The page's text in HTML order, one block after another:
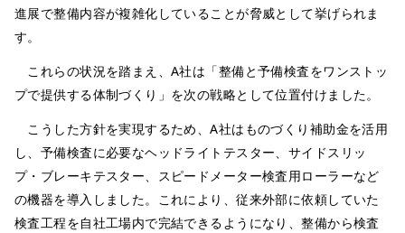
進展で整備内容が複雑化していることが脅威として挙げられま
す。
これらの状況を踏まえ、A社は「整備と予備検査をワンストッ
プで提供する体制づくり」を次の戦略として位置付けました。
こうした方針を実現するため、A社はものづくり補助金を活用
し、予備検査に必要なヘッドライトテスター、サイドスリッ
プ・ブレーキテスター、スピードメーター検査用ローラーなど
の機器を導入しました。これにより、従来外部に依頼していた
検査工程を自社工場内で完結できるようになり、整備から検査